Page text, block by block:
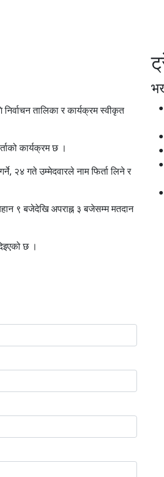
तालिका र कार्यक्रम स्वीकृत
कार्यक्रम छ ।
२४ गते उम्मेदवारले नाम फिर्ता लिने र
९ बजेदेखि अपराह्न ३ बजेसम्म मतदान
छ ।